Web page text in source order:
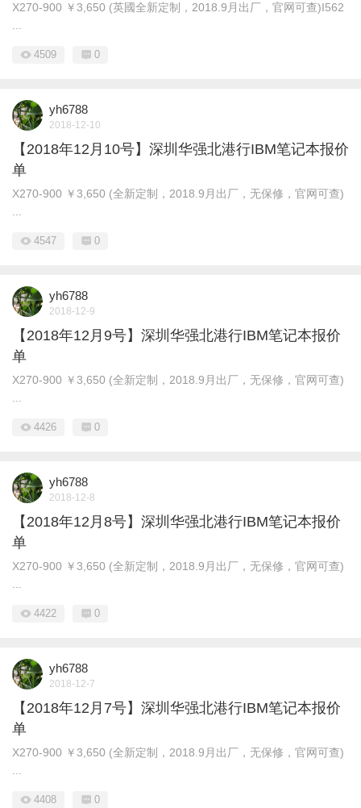
X270-900 ￥3,650 (英國全新定制，2018.9月出厂，官网可查)I562
4509 0
yh6788
2018-12-10
【2018年12月10号】深圳华强北港行IBM笔记本报价
单
X270-900 ￥3,650 (全新定制，2018.9月出厂，无保修，官网可查)
4547 0
yh6788
2018-12-9
【2018年12月9号】深圳华强北港行IBM笔记本报价
单
X270-900 ￥3,650 (全新定制，2018.9月出厂，无保修，官网可查)
4426 0
yh6788
2018-12-8
【2018年12月8号】深圳华强北港行IBM笔记本报价
单
X270-900 ￥3,650 (全新定制，2018.9月出厂，无保修，官网可查)
4422 0
yh6788
2018-12-7
【2018年12月7号】深圳华强北港行IBM笔记本报价
单
X270-900 ￥3,650 (全新定制，2018.9月出厂，无保修，官网可查)
4408 0